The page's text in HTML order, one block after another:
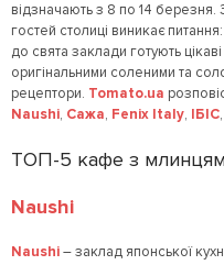
відзначають з 8 по 14 березня.
гостей столиці виникає
до свята заклади готують
оригінальними соленими та
рецептори. Tomato.ua
Naushi, Сажа, Fenix Italy, ІБІС,
ТОП-5 кафе з
Naushi
Naushi– заклад японської